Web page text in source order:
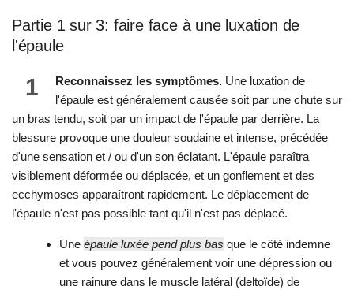
Partie 1 sur 3: faire face à une luxation de
l'épaule
1 Reconnaissez les symptômes. Une luxation de
l'épaule est généralement causée soit par une chute sur
un bras tendu, soit par un impact de l'épaule par derrière. La
blessure provoque une douleur soudaine et intense, précédée
d'une sensation et / ou d'un son éclatant. L'épaule paraîtra
visiblement déformée ou déplacée, et un gonflement et des
ecchymoses apparaîtront rapidement. Le déplacement de
l'épaule n'est pas possible tant qu'il n'est pas déplacé.
Une épaule luxée pend plus bas que le côté indemne
et vous pouvez généralement voir une dépression ou
une rainure dans le muscle latéral (deltoïde) de